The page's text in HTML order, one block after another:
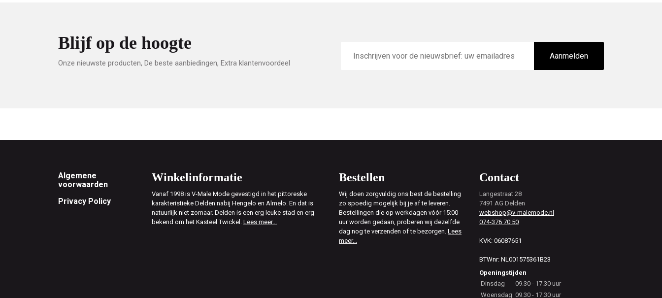
Blijf op de hoogte
Onze nieuwste producten, De beste aanbiedingen, Extra klantenvoordeel
mailadres
Aanmelden
Footer
Algemene
voorwaarden
Privacy Policy
Winkelinformatie
Vanaf 1998 is V-Male Mode gevestigd in het pittoreske
karakteristieke Delden nabij Hengelo en Almelo. En dat is
natuurlijk niet zomaar. Delden is een erg leuke stad en erg
bekend om het Kasteel Twickel. Lees meer...
Bestellen
Wij doen zorgvuldig ons best de bestelling
zo spoedig mogelijk bij je af te leveren.
Bestellingen die op werkdagen vóór 15:00
uur worden gedaan, proberen wij dezelfde
dag nog te verzenden of te bezorgen. Lees
meer...
Contact
Langestraat 28
7491 AG Delden
webshop@v-malemode.nl
074-376 70 50
KVK: 06087651
BTWnr: NL001575361B23
Openingstijden
Dinsdag
09.30 - 17.30 uur
Woensdag 09.30 - 17.30 uur